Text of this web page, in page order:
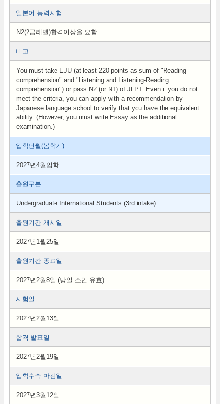
일본어 능력시험
N2(2급레벨)합격이상을 요함
비고
You must take EJU (at least 220 points as sum of "Reading
comprehension" and "Listening and Listening-Reading
comprehension") or pass N2 (or N1) of JLPT. Even if you do not
meet the criteria, you can apply with a recommendation by
Japanese language school to verify that you have the equivalent
ability. (However, you must write Essay as the additional
examination.)
입학년월(봄학기)
2027년4월입학
출원구분
Undergraduate International Students (3rd intake)
출원기간 개시일
2027년1월25일
출원기간 종료일
2027년2월8일 (당일 소인 유효)
시험일
2027년2월13일
합격 발표일
2027년2월19일
입학수속 마감일
2027년3월12일